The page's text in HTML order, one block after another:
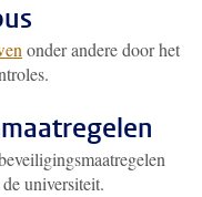
onder andere door het
universiteit.